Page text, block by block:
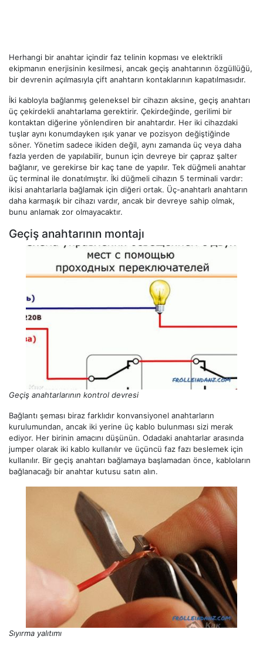
Herhangi bir anahtar içindir faz telinin kopması ve elektrikli
ekipmanın enerjisinin kesilmesi, ancak geçiş anahtarının özgüllüğü,
bir devrenin açılmasıyla çift anahtarın kontaklarının kapatılmasıdır.
İki kabloyla bağlanmış geleneksel bir cihazın aksine, geçiş anahtarı
üç çekirdekli anahtarlama gerektirir. Çekirdeğinde, gerilimi bir
kontaktan diğerine yönlendiren bir anahtardır. Her iki cihazdaki
tuşlar aynı konumdayken ışık yanar ve pozisyon değiştiğinde
söner. Yönetim sadece ikiden değil, aynı zamanda üç veya daha
fazla yerden de yapılabilir, bunun için devreye bir çapraz şalter
bağlanır, ve gerekirse bir kaç tane de yapılır. Tek düğmeli anahtar
üç terminal ile donatılmıştır. İki düğmeli cihazın 5 terminali vardır:
ikisi anahtarlarla bağlamak için diğeri ortak. Üç-anahtarlı anahtarın
daha karmaşık bir cihazı vardır, ancak bir devreye sahip olmak,
bunu anlamak zor olmayacaktır.
Geçiş anahtarının montajı
Geçiş anahtarlarının kontrol devresi
Bağlantı şeması biraz farklıdır konvansiyonel anahtarların
kurulumundan, ancak iki yerine üç kablo bulunması sizi merak
ediyor. Her birinin amacını düşünün. Odadaki anahtarlar arasında
jumper olarak iki kablo kullanılır ve üçüncü faz fazı beslemek için
kullanılır. Bir geçiş anahtarı bağlamaya başlamadan önce, kabloların
bağlanacağı bir anahtar kutusu satın alın.
Sıyırma yalıtımı